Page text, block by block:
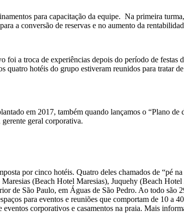
para capacitação da equipe. Na primeira
a conversão de reservas e no aumento da
foi a troca de experiências depois do período de festas
quatro hotéis do grupo estiveram reunidos para tratar
em 2017, também quando lançamos o “Plano
geral corporativa.
por cinco hotéis. Quatro deles chamados de “pé
(Beach Hotel Maresias), Juquehy (Beach
de São Paulo, em Águas de São Pedro. Ao todo são
para eventos e reuniões que comportam de 10 a
corporativos e casamentos na praia. Mais